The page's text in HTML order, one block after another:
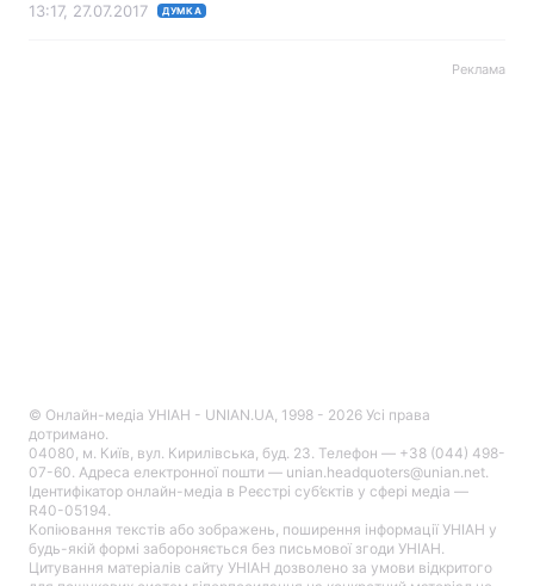
13:17, 27.07.2017 ДУМКА
Реклама
© Онлайн-медіа УНІАН - UNIAN.UA, 1998 - 2026 Усі права
дотримано.
04080, м. Київ, вул. Кирилівська, буд. 23. Телефон — +38 (044) 498-
07-60. Адреса електронної пошти — unian.headquoters@unian.net.
Ідентифікатор онлайн-медіа в Реєстрі суб’єктів у сфері медіа —
R40-05194.
Копіювання текстів або зображень, поширення інформації УНІАН у
будь-якій формі забороняється без письмової згоди УНІАН.
Цитування матеріалів сайту УНІАН дозволено за умови відкритого